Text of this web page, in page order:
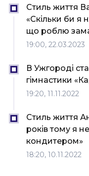
Стиль життя
«Скільки би я
що роблю
19:00, 22.03.2023
В Ужгороді
гімнастики
19:20, 11.11.2022
Стиль життя
років тому я
кондитером»
18:20, 10.11.2022